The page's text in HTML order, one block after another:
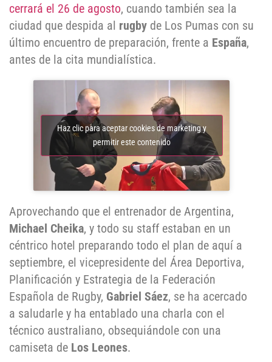
cerrará el 26 de agosto, cuando también sea la
ciudad que despida al rugby de Los Pumas con su
último encuentro de preparación, frente a España,
antes de la cita mundialística.
Haz clic para aceptar cookies de marketing y
permitir este contenido
Aprovechando que el entrenador de Argentina,
Michael Cheika, y todo su staff estaban en un
céntrico hotel preparando todo el plan de aquí a
septiembre, el vicepresidente del Área Deportiva,
Planificación y Estrategia de la Federación
Española de Rugby, Gabriel Sáez, se ha acercado
a saludarle y ha entablado una charla con el
técnico australiano, obsequiándole con una
camiseta de Los Leones.